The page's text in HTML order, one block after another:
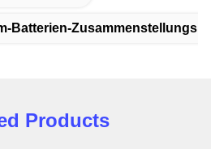
Batterien-
Products